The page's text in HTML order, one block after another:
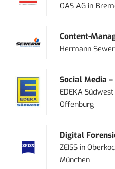
OAS AG in
Content-
Hermann
Social Media –
EDEKA
Offenburg
Digital
ZEISS in
München